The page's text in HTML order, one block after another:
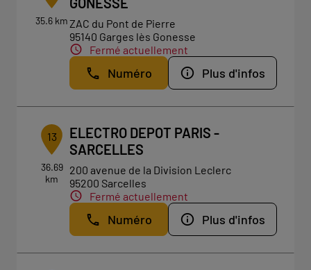
35.6 kmZAC du Pont de Pierre
95140 Garges lès Gonesse
Fermé actuellement
Numéro Plus d'infos
13
36.69
km
ELECTRO DEPOT PARIS -
SARCELLES
200 avenue de la Division Leclerc
95200 Sarcelles
Fermé actuellement
Numéro Plus d'infos